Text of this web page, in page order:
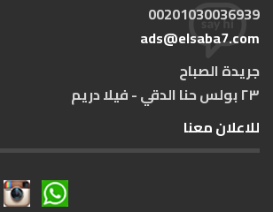
00201030036939
ads@elsaba7.com
جريدة الصباح
٢٣ بولس حنا الدقي - فيلا دريم
للاعلان معنا